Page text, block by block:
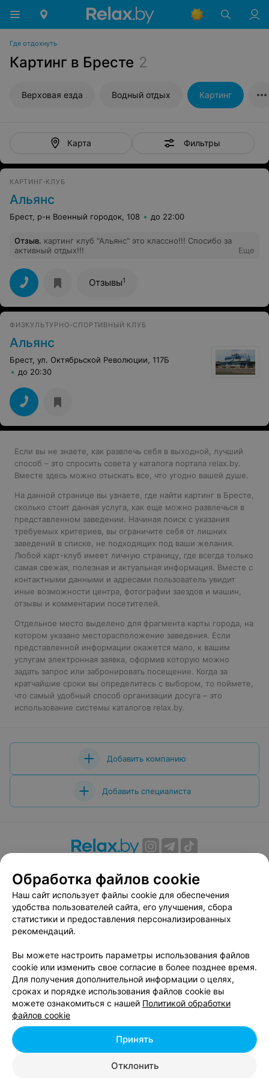
Где отдохнуть
Картинг в Бресте 2
Верховая езда Водный отдых Картинг
Карта Фильтры
КАРТИНГ-КЛУБ
Альянс
Брест, р-н Военный городок, 108 до 22:00
Отзыв. картинг клуб "Альянс" это классно!!! Спосибо за
активный отдых!!!
Еще
Отзывы1
ФИЗКУЛЬТУРНО-СПОРТИВНЫЙ КЛУБ
Альянс
Брест, ул. Октябрьской Революции, 117Б
до 20:30
Если вы не знаете, как развлечь себя в выходной, лучший
способ – это спросить совета у каталога портала relax.by.
Вместе здесь можно отыскать все, что угодно вашей душе.
На данной странице вы узнаете, где найти картинг в Бресте,
сколько стоит данная услуга, как еще можно развлечься в
представленном заведении. Начиная поиск с указания
требуемых критериев, вы ограничите себя от лишних
заведений в списке, не подходящих под ваши желания.
Любой карт-клуб имеет личную страницу, где всегда только
самая свежая, полезная и актуальная информация. Вместе с
контактными данными и адресами пользователь увидит
иные возможности центра, фотографии заездов и машин,
отзывы и комментарии посетителей.
Отдельное место выделено для фрагмента карты города, на
котором указано месторасположение заведения. Если
представленной информации окажется мало, к вашим
услугам электронная заявка, оформив которую можно
задать запрос или забронировать посещение. Когда за
кратчайшие сроки вы определитесь с выбором, то поймете,
что самый удобный способ организации досуга – это
использование системы каталогов relax.by.
Добавить компанию
Добавить специалиста
Вакансии
Публичный договор
Способы оплаты
Публичный договор по использованию сервиса
«Афиша»
Пользовательское соглашение
Связаться по вопросам сотрудничества
Написать руководителю relax.by
Персональные настройки cookie
Обработка персональных данных
| 220012, Республика Беларусь, г. Минск,
Обработка файлов cookie
Наш сайт использует файлы cookie для обеспечения
удобства пользователей сайта, его улучшения, сбора
статистики и предоставления персонализированных
рекомендаций.
Вы можете настроить параметры использования файлов
cookie или изменить свое согласие в более позднее время.
Для получения дополнительной информации о целях,
сроках и порядке использования файлов cookie вы
можете ознакомиться с нашей Политикой обработки
файлов cookie
Отклонить
Принять